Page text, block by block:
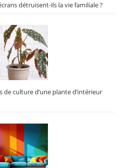
détruisent-ils la vie familiale ?
de culture d’une plante d’intérieur